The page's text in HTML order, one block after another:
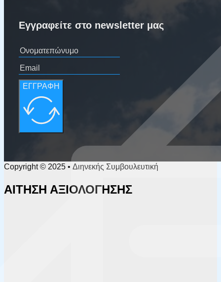
Εγγραφείτε στο newsletter μας
ΕΓΓΡΑΦΗ
Copyright © 2025 • Διηνεκής Συμβουλευτική
ΑΙΤΗΣΗ ΑΞΙΟΛΟΓΗΣΗΣ